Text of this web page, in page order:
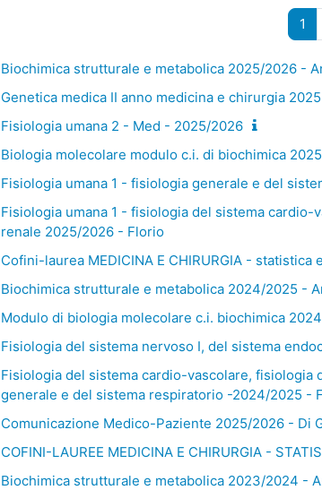
1
Biochimica strutturale e metabolica 2025/2026 -
Genetica medica II anno medicina e chirurgia
Fisiologia umana 2 - Med - 2025/2026
Biologia molecolare modulo c.i. di biochimica
Fisiologia umana 1 - fisiologia generale e del
Fisiologia umana 1 - fisiologia del sistema
renale 2025/2026 - Florio
Cofini-laurea MEDICINA E CHIRURGIA -
Biochimica strutturale e metabolica 2024/2025 -
Modulo di biologia molecolare c.i. biochimica
Fisiologia del sistema nervoso I, del sistema
Fisiologia del sistema cardio-vascolare,
generale e del sistema respiratorio -2024/2025 -
Comunicazione Medico-Paziente 2025/2026 - Di
COFINI-LAUREE MEDICINA E CHIRURGIA -
Biochimica strutturale e metabolica 2023/2024 -